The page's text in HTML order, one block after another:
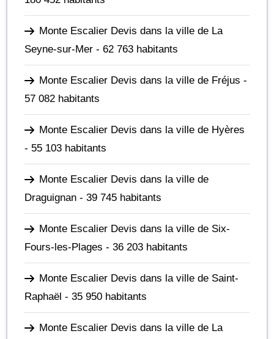
Monte Escalier Devis dans la ville de La
Seyne-sur-Mer - 62 763 habitants
Monte Escalier Devis dans la ville de Fréjus -
57 082 habitants
Monte Escalier Devis dans la ville de Hyères
- 55 103 habitants
Monte Escalier Devis dans la ville de
Draguignan - 39 745 habitants
Monte Escalier Devis dans la ville de Six-
Fours-les-Plages - 36 203 habitants
Monte Escalier Devis dans la ville de Saint-
Raphaël - 35 950 habitants
Monte Escalier Devis dans la ville de La